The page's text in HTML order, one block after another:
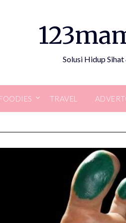
Solusi Hidup
TRAVEL